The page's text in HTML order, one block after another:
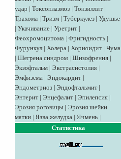
удар | Токсоплазмоз | Тонзиллит |
Трахома | Тризм | Туберкулез | Удушье
| Укачивание | Уретрит |
Феохромоцитома | Фригидность |
Фурункул | Холера | Хориоидит | Чума
| Шегрена синдром | Шизофрения |
Экзофтальм | Экстрасистолия |
Эмфизема | Эндокардит |
Эндометриоз | Эндофтальмит |
Энтерит | Энцефалит | Эпилепсия |
Эрозия роговицы | Эрозия шейки
матки | Язва желудка | Ячмень |
Статистика